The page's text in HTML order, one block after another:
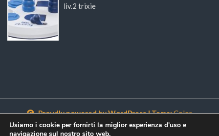
liv.2 trixie
Proudly powered by WordPress|Tema:Color
NewsMagazine WordPress ThemediPostmagthemes
Usiamo i cookie per fornirti la miglior esperienza d'uso e
navigazione sul nostro sito web.